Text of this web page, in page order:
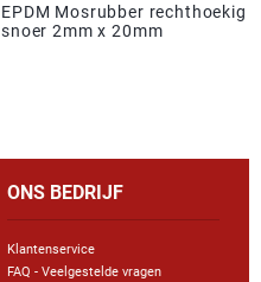
EPDM Mosrubber rechthoekig
snoer 2mm x 20mm
ONS BEDRIJF
Klantenservice
FAQ - Veelgestelde vragen